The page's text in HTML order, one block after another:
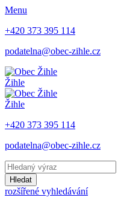
Menu
+420 373 395 114
podatelna@obec-zihle.cz
Žihle
Žihle
+420 373 395 114
podatelna@obec-zihle.cz
Hledat
rozšířené vyhledávání